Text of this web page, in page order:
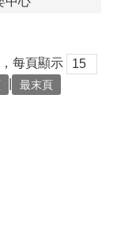
每頁顯示
最末頁